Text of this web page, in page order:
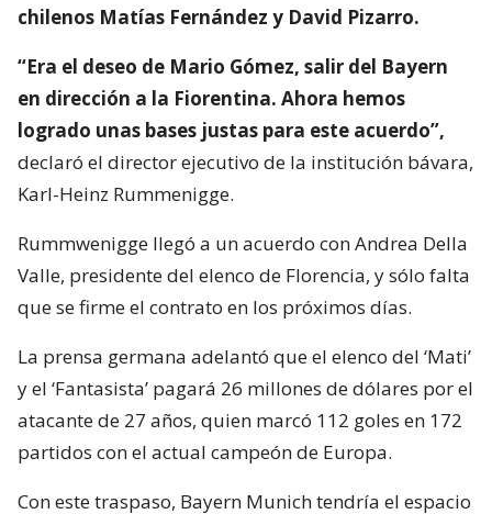
chilenos Matías Fernández y David Pizarro.
“Era el deseo de Mario Gómez, salir del Bayern
en dirección a la Fiorentina. Ahora hemos
logrado unas bases justas para este acuerdo”,
declaró el director ejecutivo de la institución bávara,
Karl-Heinz Rummenigge.
Rummwenigge llegó a un acuerdo con Andrea Della
Valle, presidente del elenco de Florencia, y sólo falta
que se firme el contrato en los próximos días.
La prensa germana adelantó que el elenco del ‘Mati’
y el ‘Fantasista’ pagará 26 millones de dólares por el
atacante de 27 años, quien marcó 112 goles en 172
partidos con el actual campeón de Europa.
Con este traspaso, Bayern Munich tendría el espacio